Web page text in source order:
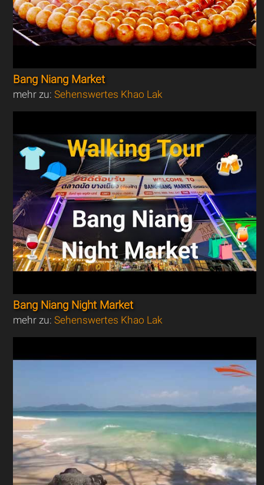
Bang Niang Market
mehr zu:Sehenswertes Khao Lak
Bang Niang Night Market
mehr zu:Sehenswertes Khao Lak